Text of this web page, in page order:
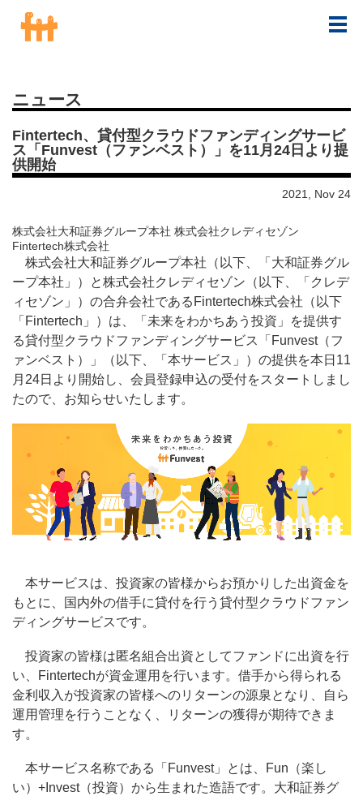
ニュース
Fintertech、貸付型クラウドファンディングサービ
ス「Funvest（ファンベスト）」を11月24日より提
供開始
2021, Nov 24
株式会社大和証券グループ本社 株式会社クレディセゾン
Fintertech株式会社
株式会社大和証券グループ本社（以下、「大和証券グル
ープ本社」）と株式会社クレディセゾン（以下、「クレデ
ィセゾン」）の合弁会社であるFintertech株式会社（以下
「Fintertech」）は、「未来をわかちあう投資」を提供す
る貸付型クラウドファンディングサービス「Funvest（フ
ァンベスト）」（以下、「本サービス」）の提供を本日11
月24日より開始し、会員登録申込の受付をスタートしまし
たので、お知らせいたします。
本サービスは、投資家の皆様からお預かりした出資金を
もとに、国内外の借手に貸付を行う貸付型クラウドファン
ディングサービスです。
投資家の皆様は匿名組合出資としてファンドに出資を行
い、Fintertechが資金運用を行います。借手から得られる
金利収入が投資家の皆様へのリターンの源泉となり、自ら
運用管理を行うことなく、リターンの獲得が期待できま
す。
本サービス名称である「Funvest」とは、Fun（楽し
い）+Invest（投資）から生まれた造語です。大和証券グ